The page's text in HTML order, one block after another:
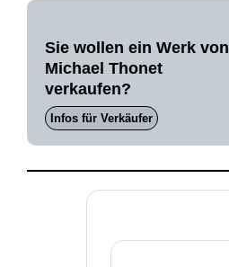
Sie wollen ein Werk von
Michael Thonet
verkaufen?
Infos für Verkäufer